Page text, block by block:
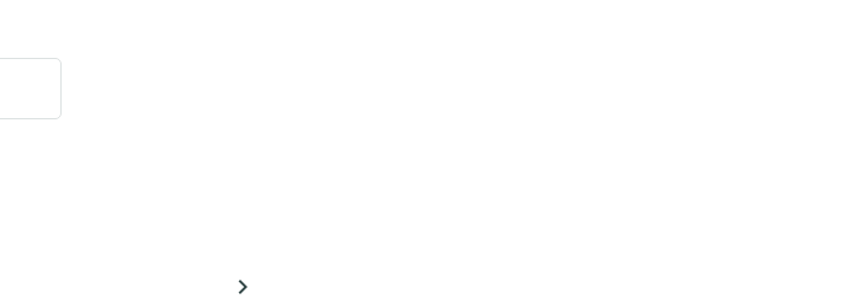
navigate_next